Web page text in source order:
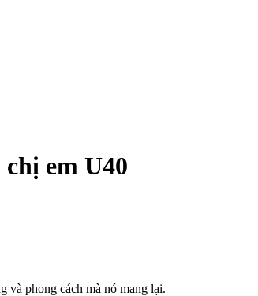
em U40
và phong cách mà nó mang lại.